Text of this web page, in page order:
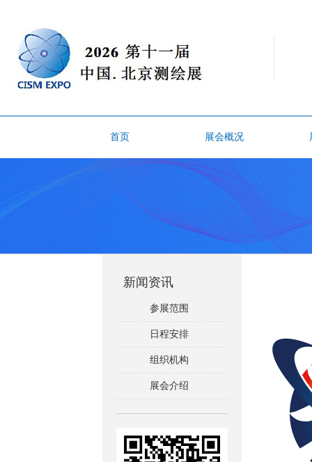
首页 展会概况
新闻资讯
参展范围
日程安排
组织机构
展会介绍